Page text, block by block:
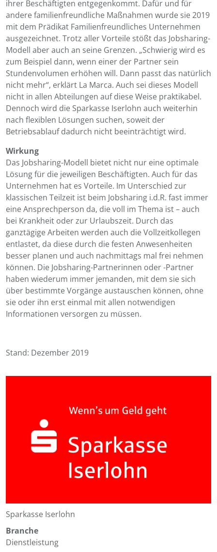
ihrer Beschäftigten entgegenkommt. Dafür und für
andere familienfreundliche Maßnahmen wurde sie 2019
mit dem Prädikat Familienfreundliches Unternehmen
ausgezeichnet. Trotz aller Vorteile stößt das Jobsharing-
Modell aber auch an seine Grenzen. „Schwierig wird es
zum Beispiel dann, wenn einer der Partner sein
Stundenvolumen erhöhen will. Dann passt das natürlich
nicht mehr“, erklärt La Marca. Auch sei dieses Modell
nicht in allen Abteilungen auf diese Weise praktikabel.
Dennoch wird die Sparkasse Iserlohn auch weiterhin
nach flexiblen Lösungen suchen, soweit der
Betriebsablauf dadurch nicht beeinträchtigt wird.
Wirkung
Das Jobsharing-Modell bietet nicht nur eine optimale
Lösung für die jeweiligen Beschäftigten. Auch für das
Unternehmen hat es Vorteile. Im Unterschied zur
klassischen Teilzeit ist beim Jobsharing i.d.R. fast immer
eine Ansprechperson da, die voll im Thema ist – auch
bei Krankheit oder zur Urlaubszeit. Durch das
ganztägige Arbeiten werden auch die Vollzeitkollegen
entlastet, da diese durch die festen Anwesenheiten
besser planen und auch nachmittags mal frei nehmen
können. Die Jobsharing-Partnerinnen oder -Partner
haben wiederum immer jemanden, mit dem sie sich
über bestimmte Vorgänge austauschen können, ohne
sie oder ihn erst einmal mit allen notwendigen
Informationen versorgen zu müssen.
Stand: Dezember 2019
Sparkasse Iserlohn
Branche
Dienstleistung